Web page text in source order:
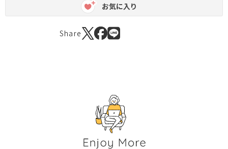
お気に入り
Share